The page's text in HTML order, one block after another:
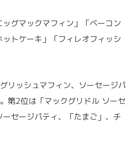
グマックマフィン」「ベーコン
トケーキ」「フィレオフィッシ
ッシュマフィン、ソーセージパ
第2位は「マックグリドル ソーセ
セージパティ、「たまご」、チ